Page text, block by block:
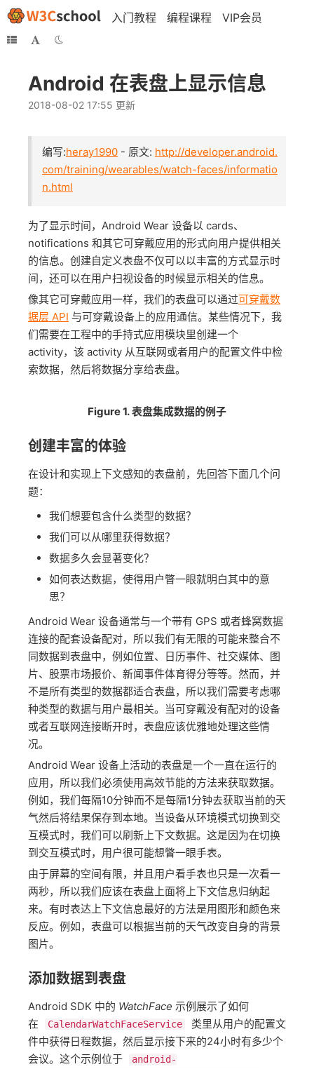
入门教程 编程课程 VIP会员
Android 在表盘上显示信息
2018-08-02 17:55 更新
编写:heray1990 - 原文: http://developer.android.
com/training/wearables/watch-faces/informatio
n.html
为了显示时间，Android Wear 设备以 cards、
notifications 和其它可穿戴应用的形式向用户提供相关
的信息。创建自定义表盘不仅可以以丰富的方式显示时
间，还可以在用户扫视设备的时候显示相关的信息。
像其它可穿戴应用一样，我们的表盘可以通过可穿戴数
据层 API 与可穿戴设备上的应用通信。某些情况下，我
们需要在工程中的手持式应用模块里创建一个
activity，该 activity 从互联网或者用户的配置文件中检
索数据，然后将数据分享给表盘。
Figure 1. 表盘集成数据的例子
创建丰富的体验
在设计和实现上下文感知的表盘前，先回答下面几个问
题：
我们想要包含什么类型的数据？
我们可以从哪里获得数据？
数据多久会显著变化？
如何表达数据，使得用户瞥一眼就明白其中的意
思？
Android Wear 设备通常与一个带有 GPS 或者蜂窝数据
连接的配套设备配对，所以我们有无限的可能来整合不
同数据到表盘中，例如位置、日历事件、社交媒体、图
片、股票市场报价、新闻事件体育得分等等。然而，并
不是所有类型的数据都适合表盘，所以我们需要考虑哪
种类型的数据与用户最相关。当可穿戴没有配对的设备
或者互联网连接断开时，表盘应该优雅地处理这些情
况。
Android Wear 设备上活动的表盘是一个一直在运行的
应用，所以我们必须使用高效节能的方法来获取数据。
例如，我们每隔10分钟而不是每隔1分钟去获取当前的天
气然后将结果保存到本地。当设备从环境模式切换到交
互模式时，我们可以刷新上下文数据。这是因为在切换
到交互模式时，用户很可能想瞥一眼手表。
由于屏幕的空间有限，并且用户看手表也只是一次看一
两秒，所以我们应该在表盘上面将上下文信息归纳起
来。有时表达上下文信息最好的方法是用图形和颜色来
反应。例如，表盘可以根据当前的天气改变自身的背景
图片。
添加数据到表盘
Android SDK 中的 WatchFace 示例展示了如何
在
CalendarWatchFaceService
类里从用户的配置文
件中获得日程数据，然后显示接下来的24小时有多少个
会议。这个示例位于
android-